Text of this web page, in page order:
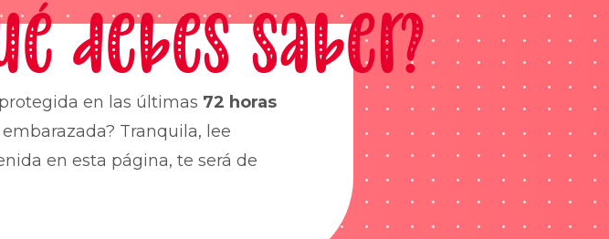
debes saber?
en las últimas 72 horas
Tranquila, lee
en esta página, te será de